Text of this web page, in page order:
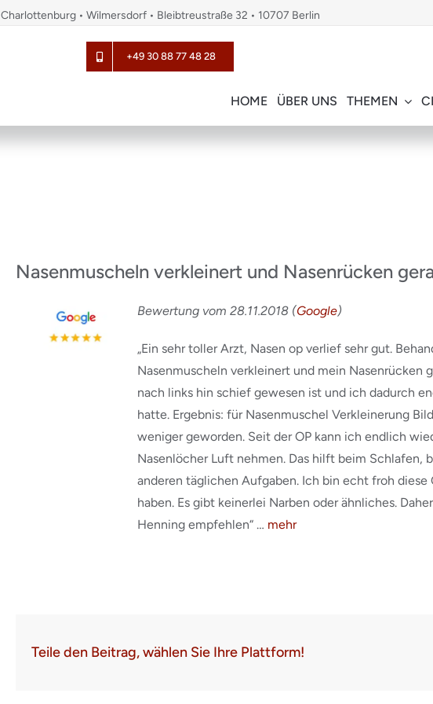
Charlottenburg • Wilmersdorf • Bleibtreustraße 32 • 10707 Berlin
+49 30 88 77 48 28
HOME ÜBER UNS THEMEN
Nasenmuscheln verkleinert und Nasenrücken
Bewertung vom 28.11.2018 (Google)
„Ein sehr toller Arzt, Nasen op verlief sehr gut.
Nasenmuscheln verkleinert und mein Nasenrücken
nach links hin schief gewesen ist und ich dadurch
hatte. Ergebnis: für Nasenmuschel Verkleinerung
weniger geworden. Seit der OP kann ich endlich
Nasenlöcher Luft nehmen. Das hilft beim Schlafen,
anderen täglichen Aufgaben. Ich bin echt froh diese
haben. Es gibt keinerlei Narben oder ähnliches.
Henning empfehlen“ … mehr
Teile den Beitrag, wählen Sie Ihre Plattform!